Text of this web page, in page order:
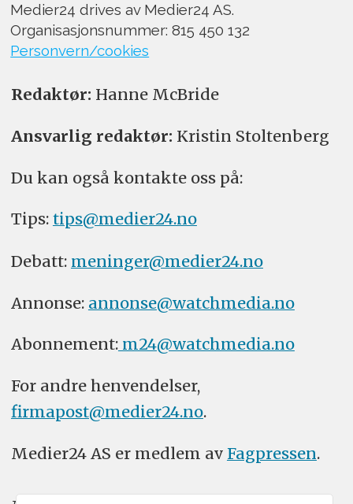
Medier24 drives av Medier24 AS.
Organisasjonsnummer: 815 450 132
Personvern/cookies
Redaktør: Hanne McBride
Ansvarlig redaktør: Kristin Stoltenberg
Du kan også kontakte oss på:
Tips: tips@medier24.no
Debatt: meninger@medier24.no
Annonse: annonse@watchmedia.no
Abonnement:m24@watchmedia.no
For andre henvendelser,
firmapost@medier24.no.
Medier24 AS er medlem av Fagpressen.